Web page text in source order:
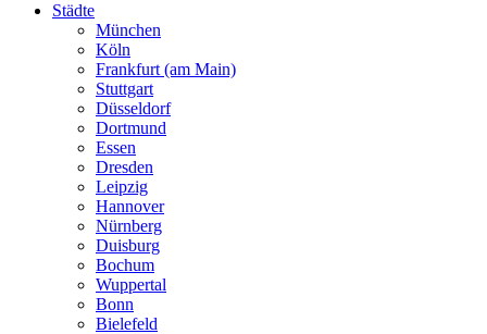
Städte
München
Köln
Frankfurt (am Main)
Stuttgart
Düsseldorf
Dortmund
Essen
Dresden
Leipzig
Hannover
Nürnberg
Duisburg
Bochum
Wuppertal
Bonn
Bielefeld